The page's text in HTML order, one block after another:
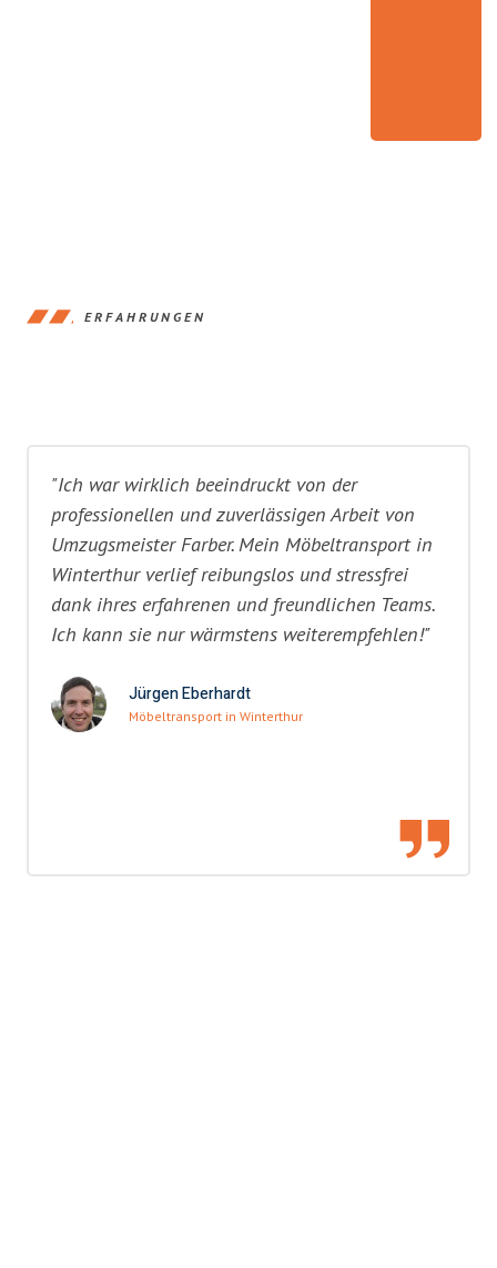
ERFAHRUNGEN
"Ich war wirklich beeindruckt von der
professionellen und zuverlässigen Arbeit von
Umzugsmeister Farber. Mein Möbeltransport in
Winterthur verlief reibungslos und stressfrei
dank ihres erfahrenen und freundlichen Teams.
Ich kann sie nur wärmstens weiterempfehlen!"
Jürgen Eberhardt
Möbeltransport in Winterthur